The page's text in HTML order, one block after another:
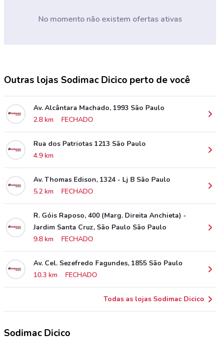
No momento não existem ofertas ativas
Outras lojas Sodimac Dicico perto de você
Av. Alcântara Machado, 1993 São Paulo
2.8 km
FECHADO
Rua dos Patriotas 1213 São Paulo
4.9 km
Av. Thomas Edison, 1324 - Lj B São Paulo
5.2 km
FECHADO
R. Góis Raposo, 400 (Marg. Direita Anchieta) -
Jardim Santa Cruz, São Paulo São Paulo
9.8 km
FECHADO
Av. Cel. Sezefredo Fagundes, 1855 São Paulo
10.3 km
FECHADO
Todas as lojas Sodimac Dicico
Sodimac Dicico